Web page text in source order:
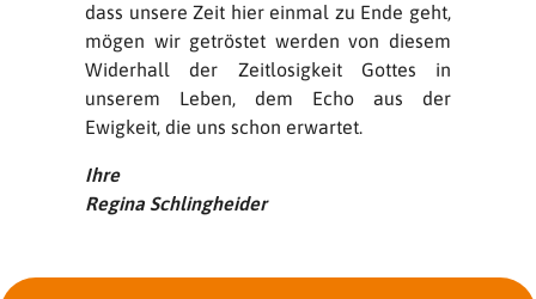
dass unsere Zeit hier einmal zu Ende geht,
mögen wir getröstet werden von diesem
Widerhall der Zeitlosigkeit Gottes in
unserem Leben, dem Echo aus der
Ewigkeit, die uns schon erwartet.
Ihre
Regina Schlingheider